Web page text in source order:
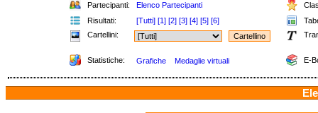
Partecipanti: Elenco Partecipanti
Risultati:
[Tutti] [1] [2] [3] [4] [5] [6]
Cartellini:
Statistiche: Grafiche Medaglie virtuali E-